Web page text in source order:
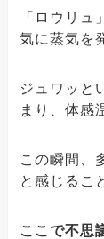
「ロウリ
気に蒸気を
ジュワッと
まり、体感
この瞬間、
と感じるこ
ここで不思